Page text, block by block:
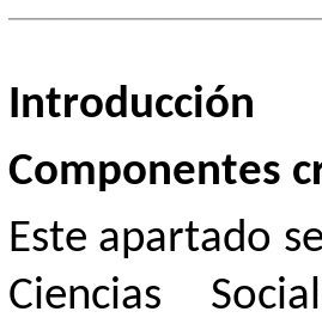
Introducción
Componentes
Este apartado
Ciencias